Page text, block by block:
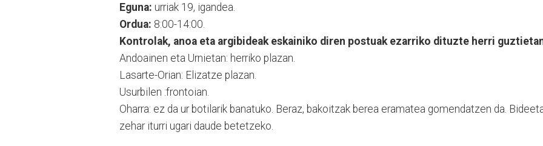
Eguna: urriak 19, igandea.
Ordua: 8:00-14:00.
Kontrolak, anoa eta argibideak eskainiko diren postuak ezarriko dituzte herri
Andoainen eta Urnietan: herriko plazan.
Lasarte-Orian: Elizatze plazan.
Usurbilen :frontoian.
Oharra: ez da ur botilarik banatuko. Beraz, bakoitzak berea eramatea gomendatzen da.
zehar iturri ugari daude betetzeko.